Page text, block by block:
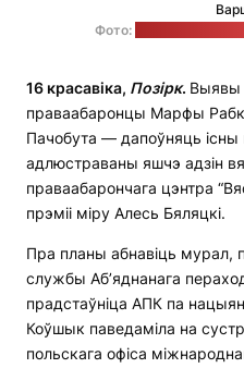
Фото:
16 красавіка, Позірк. Выявы
праваабаронцы Марфы
Пачобута — дапоўняць
адлюстраваны яшчэ адзін
праваабарончага цэнтра
прэміі міру Алесь Бяляцкі.
Пра планы абнавіць мурал,
службы Аб’яднанага
прадстаўніца АПК па
Коўшык паведаміла на
польскага офіса